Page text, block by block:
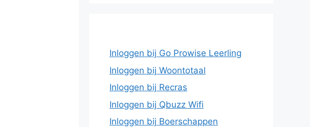
Inloggen bij Go Prowise Leerling
Inloggen bij Woontotaal
Inloggen bij Recras
Inloggen bij Qbuzz Wifi
Inloggen bij Boerschappen